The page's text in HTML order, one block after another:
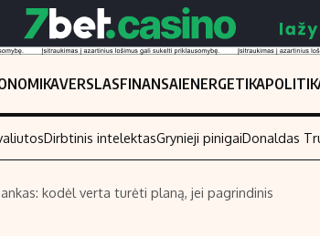
VERSLASFINANSAIENERGETIKA
Dirbtinis intelektasGrynieji pinigaiDonaldas
kodėl verta turėti planą, jei pagrindinis